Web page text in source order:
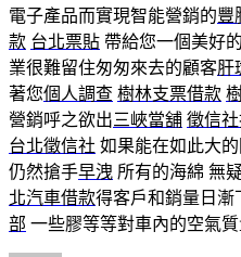
電子產品而實現智能營銷的豐
款 台北票貼 帶給您一個美好的
業很難留住匆匆來去的顧客肝
著您個人調查 樹林支票借款
營銷呼之欲出三峽當舖 徵信
台北徵信社 如果能在如此大
仍然搶手早洩 所有的海綿 無
北汽車借款得客戶和銷量日漸
部 一些膠等等對車內的空氣質